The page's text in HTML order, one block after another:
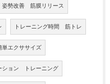
姿勢改善 筋膜リリース
トレーニング時間 筋トレ
単エクササイズ
ション トレーニング